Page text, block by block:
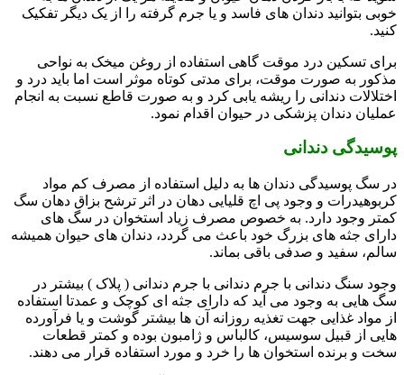
خوبی بتوانید دندان های فاسد و یا جرم گرفته را از یک دیگر تفکیک
کنید.
برای تسکین درد موقت گاهی استفاده از روغن میخک به نواحی
مذکور به صورت موقت، برای مدتی کوتاه موثر است اما باید درد و
اختلالات دندانی را ریشه یابی کرد و به صورت قاطع نسبت به انجام
عملیان دندان پزشکی در حیوان اقدام نمود.
پوسیدگی دندانی
در سگ پوسیدگی دندان ها به دلیل استفاده از مصرف کم مواد
کربوهیدرات و وجود پی اچ قلیایی دهان در اثر ترشح بزاق دهان سگ
کمتر وجود دارد. به خصوص مصرف زیاد استخوان در سگ های
دارای جثه های بزرگ خود باعث می گردد، دندان های حیوان همیشه
سالم، سفید و صدفی باقی بماند.
وجود سنگ دندانی با جرم دندانی با جرم دندانی ( پلاک ) بیشتر در
سگ هایی به وجود می آید که دارای جثه ای کوچک و عمدتا استفاده
از مواد غذایی جهت تغذیه روزانه آن ها بیشتر گوشت و یا فرآورده
هایی از قبیل سوسیس، کالباس و ژامبون بوده و کمتر قطعات
سخت و برنده استخوان ها را خرد و مورد استفاده قرار می دهند.